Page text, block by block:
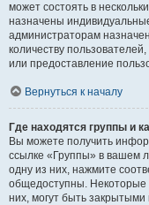
может состоять в
назначены
администраторам
количеству
или предоставление
Вернуться к началу
Где находятся группы и
Вы можете получить
ссылке «Группы» в вашем
одну из них, нажмите
общедоступны. Некоторые
них, могут быть